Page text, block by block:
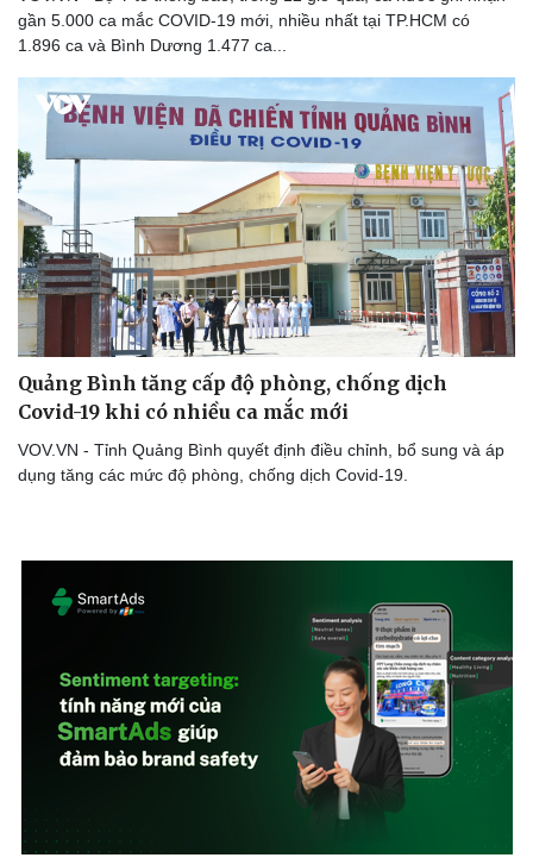
Thể thao
Lịch thi đấu bóng đá
Thế giới thể thao
Ô tô - Xe máy
Xe máy
Tư vấn
gần 5.000 ca mắc COVID-19 mới, nhiều nhất tại TP.HCM có
1.896 ca và Bình Dương 1.477 ca...
Quảng Bình tăng cấp độ phòng, chống dịch
Covid-19 khi có nhiều ca mắc mới
VOV.VN - Tỉnh Quảng Bình quyết định điều chỉnh, bổ sung và áp
dụng tăng các mức độ phòng, chống dịch Covid-19.